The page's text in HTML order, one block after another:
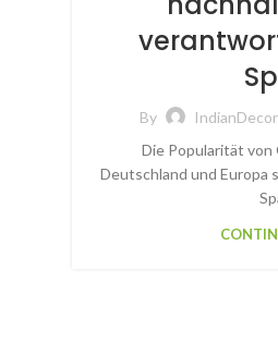
By
Die Popularität von
Deutschland und Europa